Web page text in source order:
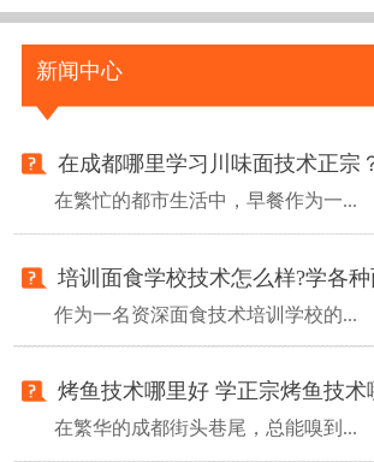
新闻中心
在成都哪里学习川味面技术正宗
在繁忙的都市生活中，早餐作为一...
培训面食学校技术怎么样?学各种
作为一名资深面食技术培训学校的...
烤鱼技术哪里好 学正宗烤鱼技术
在繁华的成都街头巷尾，总能嗅到...